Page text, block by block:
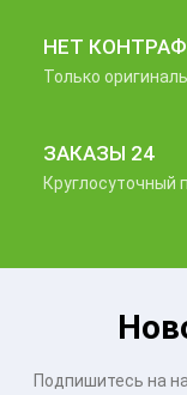
НЕТ
Только
ЗАКАЗЫ 24
Круглосуточный
Подпишитесь на